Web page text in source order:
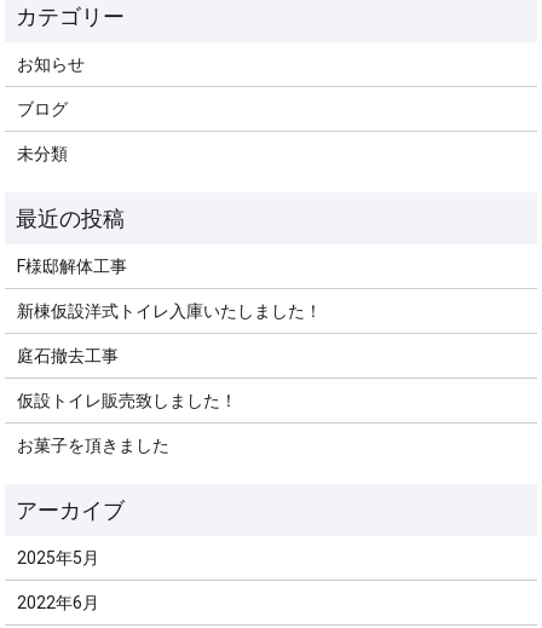
お知らせ
ブログ
未分類
F様邸解体工事
新棟仮設洋式トイレ入庫いたしました！
庭石撤去工事
仮設トイレ販売致しました！
お菓子を頂きました
2025年5月
2022年6月